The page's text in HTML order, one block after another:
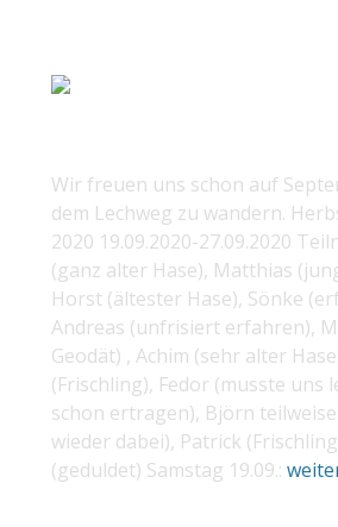
Wir freuen uns schon auf
dem Lechweg zu wandern.
2020 19.09.2020-27.09.2020
(ganz alter Hase), Matthias
Horst (ältester Hase), Sönke
Andreas (unfrisiert erfahren),
Geodät) , Achim (sehr alter
(Frischling), Fedor (musste uns
schon ertragen), Björn
wieder dabei), Patrick
(geduldet) Samstag 19.09.: